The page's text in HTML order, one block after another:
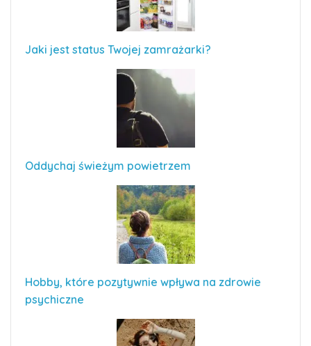
Jaki jest status Twojej zamrażarki?
Oddychaj świeżym powietrzem
Hobby, które pozytywnie wpływa na zdrowie
psychiczne